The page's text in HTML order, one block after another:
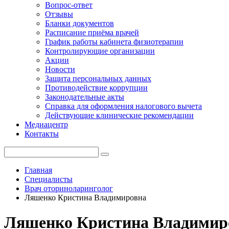
Вопрос-ответ
Отзывы
Бланки документов
Расписание приёма врачей
График работы кабинета физиотерапии
Контролирующие организации
Акции
Новости
Защита персональных данных
Противодействие коррупции
Законодательные акты
Справка для оформления налогового вычета
Действующие клинические рекомендации
Медиацентр
Контакты
Главная
Специалисты
Врач оториноларинголог
Ляшенко Кристина Владимировна
Ляшенко Кристина